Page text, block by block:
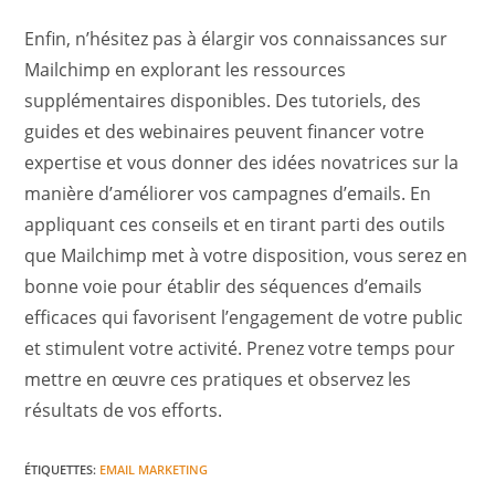
Enfin, n’hésitez pas à élargir vos connaissances sur
Mailchimp en explorant les ressources
supplémentaires disponibles. Des tutoriels, des
guides et des webinaires peuvent financer votre
expertise et vous donner des idées novatrices sur la
manière d’améliorer vos campagnes d’emails. En
appliquant ces conseils et en tirant parti des outils
que Mailchimp met à votre disposition, vous serez en
bonne voie pour établir des séquences d’emails
efficaces qui favorisent l’engagement de votre public
et stimulent votre activité. Prenez votre temps pour
mettre en œuvre ces pratiques et observez les
résultats de vos efforts.
ÉTIQUETTES: EMAIL MARKETING